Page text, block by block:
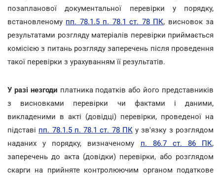
позапланової документальної перевірки у порядку,
встановленому пп. 78.1.5 п. 78.1 ст. 78 ПК, висновок за
результатами розгляду матеріалів перевірки приймається
комісією з питань розгляду заперечень після проведення
такої перевірки з урахуванням її результатів.
У разі незгоди платника податків або його представників
з висновками перевірки чи фактами і даними,
викладеними в акті (довідці) перевірки, проведеної на
підставі пп. 78.1.5 п. 78.1 ст. 78 ПКу зв'язку з розглядом
наданих у порядку, визначеному п. 86.7 ст. 86 ПК,
заперечень до акта (довідки) перевірки, або розглядом
скарги на прийняте контролюючим органом податкове